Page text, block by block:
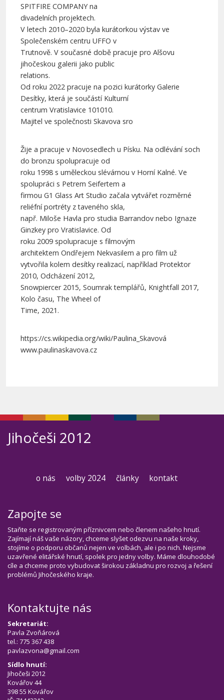
SPITFIRE COMPANY na
divadelních projektech.
V letech 2010–2020 byla kurátorkou výstav ve
Společenském centru UFFO v
Trutnově. V současné době pracuje pro Alšovu
jihočeskou galerii jako public
relations.
Od roku 2022 pracuje na pozici kurátorky Galerie
Desítky, která je součástí Kulturní
centrum Vratislavice 101010.
Majitel ve společnosti Skavova sro
Žije a pracuje v Novosedlech u Písku. Na odlévání soch
do bronzu spolupracuje od
roku 1998 s uměleckou slévárnou v Horní Kalné. Ve
spolupráci s Petrem Seifertem a
firmou G1 Glass Art Studio začala vytvářet rozměrné
reliéfní portréty z taveného skla,
např. Miloše Havla pro studia Barrandov nebo Ignaze
Ginzkey pro Vratislavice. Od
roku 2009 spolupracuje s filmovým
architektem Ondřejem Nekvasilem a pro film už
vytvořila kolem desítky realizací, například Protektor
2010, Odcházení 2012,
Snowpiercer 2015, Soumrak templářů, Knightfall 2017,
Kolo času, The Wheel of
Time, 2021.
https://cs.wikipedia.org/wiki/Paulina_Skavová
www.paulinaskavova.cz
Jihočeši 2012
o nás volby 2024 články kontakt
Zapojte se
Staňte se registrovaným příznivcem nebo členem našeho hnutí.
Zajímají náš vaše názory, chceme slyšet odezvu na naše kroky,
stojíme o podporu občanů nejen ve volbách, ale i po nich. Nejsme
uzavřené elitářské hnutí, spolek pro jedny volby. Máme dlouhodobé
cíle a chceme proto vybudovat širokou základnu pro rozvoj a řešení
problémů Jihočeského kraje.
Kontaktujte nás
Sekretariát:
Pavla Zvoňárová
tel.: 775 367 438
pavlazvona@gmail.com
Sídlo hnutí:
Jihočeši 2012
Kovářov 44
398 55 Kovářov